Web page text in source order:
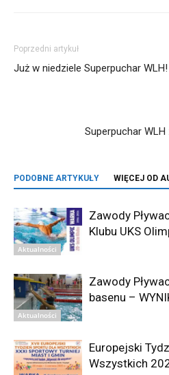
Poprzedni artykuł
Już w niedziele Superpuchar WLH!
Superpuchar
PODOBNE ARTYKUŁY WIĘCEJ OD
Aktualności
Zawody
Klubu UKS
Aktualności
Zawody
basenu –
Europejski
Wszystkich